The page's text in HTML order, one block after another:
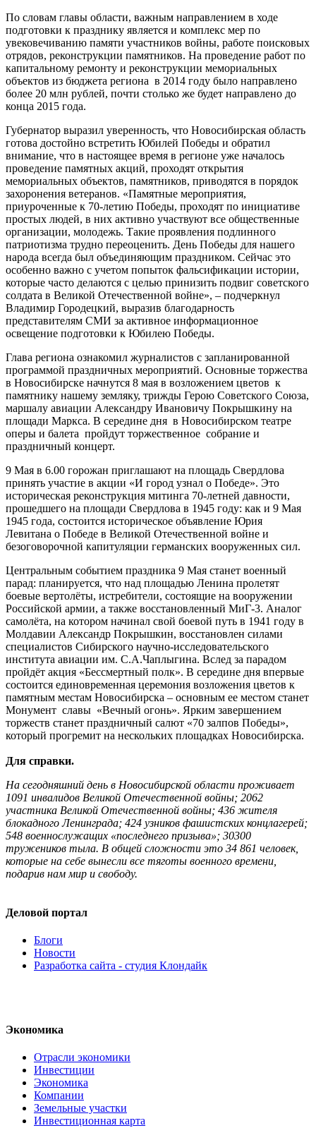
По словам главы области, важным направлением в ходе
подготовки к празднику является и комплекс мер по
увековечиванию памяти участников войны, работе поисковых
отрядов, реконструкции памятников. На проведение работ по
капитальному ремонту и реконструкции мемориальных
объектов из бюджета региона в 2014 году было направлено
более 20 млн рублей, почти столько же будет направлено до
конца 2015 года.
Губернатор выразил уверенность, что Новосибирская область
готова достойно встретить Юбилей Победы и обратил
внимание, что в настоящее время в регионе уже началось
проведение памятных акций, проходят открытия
мемориальных объектов, памятников, приводятся в порядок
захоронения ветеранов. «Памятные мероприятия,
приуроченные к 70-летию Победы, проходят по инициативе
простых людей, в них активно участвуют все общественные
организации, молодежь. Такие проявления подлинного
патриотизма трудно переоценить. День Победы для нашего
народа всегда был объединяющим праздником. Сейчас это
особенно важно с учетом попыток фальсификации истории,
которые часто делаются с целью принизить подвиг советского
солдата в Великой Отечественной войне», – подчеркнул
Владимир Городецкий, выразив благодарность
представителям СМИ за активное информационное
освещение подготовки к Юбилею Победы.
Глава региона ознакомил журналистов с запланированной
программой праздничных мероприятий. Основные торжества
в Новосибирске начнутся 8 мая в возложением цветов к
памятнику нашему земляку, трижды Герою Советского Союза,
маршалу авиации Александру Ивановичу Покрышкину на
площади Маркса. В середине дня в Новосибирском театре
оперы и балета пройдут торжественное собрание и
праздничный концерт.
9 Мая в 6.00 горожан приглашают на площадь Свердлова
принять участие в акции «И город узнал о Победе». Это
историческая реконструкция митинга 70-летней давности,
прошедшего на площади Свердлова в 1945 году: как и 9 Мая
1945 года, состоится историческое объявление Юрия
Левитана о Победе в Великой Отечественной войне и
безоговорочной капитуляции германских вооруженных сил.
Центральным событием праздника 9 Мая станет военный
парад: планируется, что над площадью Ленина пролетят
боевые вертолёты, истребители, состоящие на вооружении
Российской армии, а также восстановленный МиГ-3. Аналог
самолёта, на котором начинал свой боевой путь в 1941 году в
Молдавии Александр Покрышкин, восстановлен силами
специалистов Сибирского научно-исследовательского
института авиации им. С.А.Чаплыгина. Вслед за парадом
пройдёт акция «Бессмертный полк». В середине дня впервые
состоится единовременная церемония возложения цветов к
памятным местам Новосибирска – основным ее местом станет
Монумент славы «Вечный огонь». Ярким завершением
торжеств станет праздничный салют «70 залпов Победы»,
который прогремит на нескольких площадках Новосибирска.
Для справки.
На сегодняшний день в Новосибирской области проживает
1091 инвалидов Великой Отечественной войны; 2062
участника Великой Отечественной войны; 436 жителя
блокадного Ленинграда; 424 узников фашистских концлагерей;
548 военнослужащих «последнего призыва»; 30300
тружеников тыла. В общей сложности это 34 861 человек,
которые на себе вынесли все тяготы военного времени,
подарив нам мир и свободу.
Деловой портал
Блоги
Новости
Разработка сайта - студия Клондайк
Экономика
Отрасли экономики
Инвестиции
Экономика
Компании
Земельные участки
Инвестиционная карта